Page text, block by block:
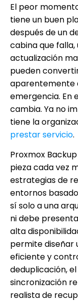
El peor
tiene un buen
después de un
cabina que
actualización
pueden
aparentemente
emergencia. En
cambia. Ya no
tiene la
prestar servicio.
Proxmox
pieza cada vez
estrategias de
entornos
sí solo a una
ni debe
alta
permite diseñar
eficiente y
deduplicación,
sincronización
realista de